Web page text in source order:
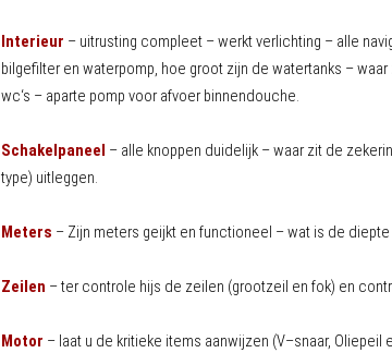
Interieur – uitrusting compleet – werkt verlichting – alle
bilgefilter en waterpomp, hoe groot zijn de watertanks –
wc‘s – aparte pomp voor afvoer binnendouche.
Schakelpaneel – alle knoppen duidelijk – waar zit de
type) uitleggen.
Meters – Zijn meters geijkt en functioneel – wat is de
Zeilen – ter controle hijs de zeilen (grootzeil en fok) en
Motor – laat u de kritieke items aanwijzen (V–snaar,